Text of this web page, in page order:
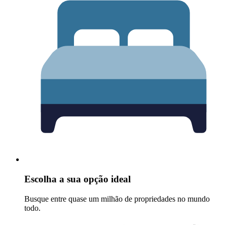
Escolha a sua opção ideal
Busque entre quase um milhão de propriedades no mundo
todo.